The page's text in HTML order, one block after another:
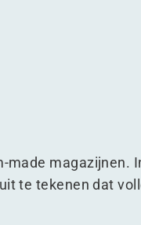
made magazijnen.
te tekenen dat